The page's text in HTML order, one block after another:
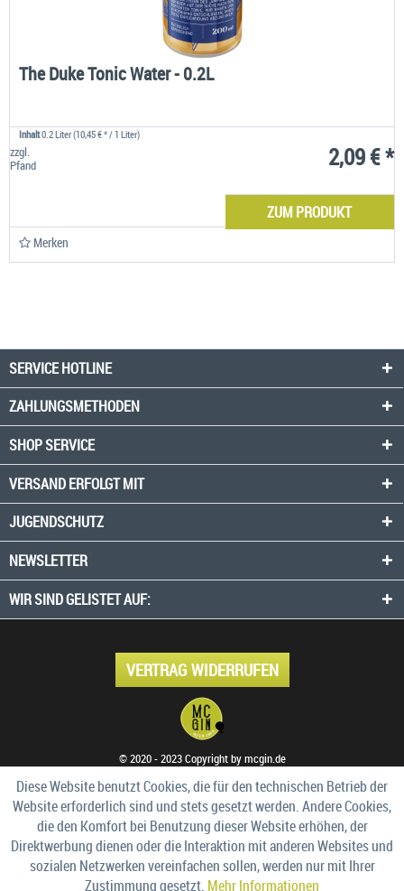
The Duke Tonic Water - 0.2L
Inhalt0.2 Liter(10,45 € * / 1 Liter)
2,09 € *
zzgl.
Pfand
ZUM PRODUKT
Merken
SERVICE HOTLINE
ZAHLUNGSMETHODEN
SHOP SERVICE
VERSAND ERFOLGT MIT
JUGENDSCHUTZ
NEWSLETTER
WIR SIND GELISTET AUF:
VERTRAG WIDERRUFEN
© 2020 - 2023 Copyright by mcgin.de
Diese Website benutzt Cookies, die für den technischen Betrieb der
Website erforderlich sind und stets gesetzt werden. Andere Cookies,
die den Komfort bei Benutzung dieser Website erhöhen, der
Direktwerbung dienen oder die Interaktion mit anderen Websites und
sozialen Netzwerken vereinfachen sollen, werden nur mit Ihrer
Zustimmung gesetzt. Mehr Informationen